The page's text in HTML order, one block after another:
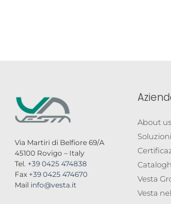
Via Martiri di Belfiore 69/A
45100 Rovigo – Italy
Tel. +39 0425 474838
Fax +39 0425 474670
Mail info@vesta.it
About us
Soluzioni
Vesta
Vesta